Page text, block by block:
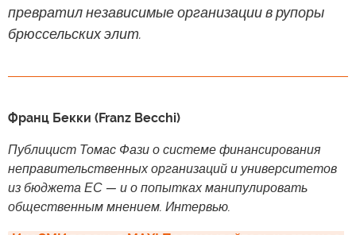
превратил независимые организации в рупоры
брюссельских элит.
Франц Бекки (Franz Becchi)
Публицист Томас Фази о системе финансирования
неправительственных организаций и университетов
из бюджета ЕС — и о попытках манипулировать
общественным мнением. Интервью.